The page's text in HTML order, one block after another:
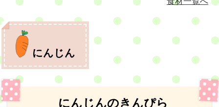
にんじん
にんじんのきんぴら